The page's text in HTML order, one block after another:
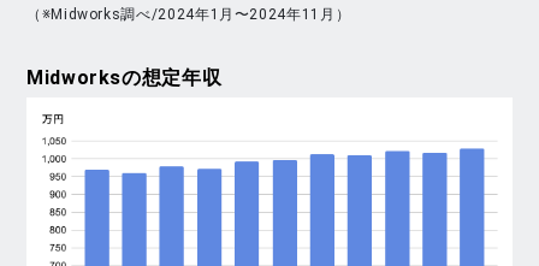
（※Midworks調べ/2024年1月〜2024年11月）
Midworksの想定年収